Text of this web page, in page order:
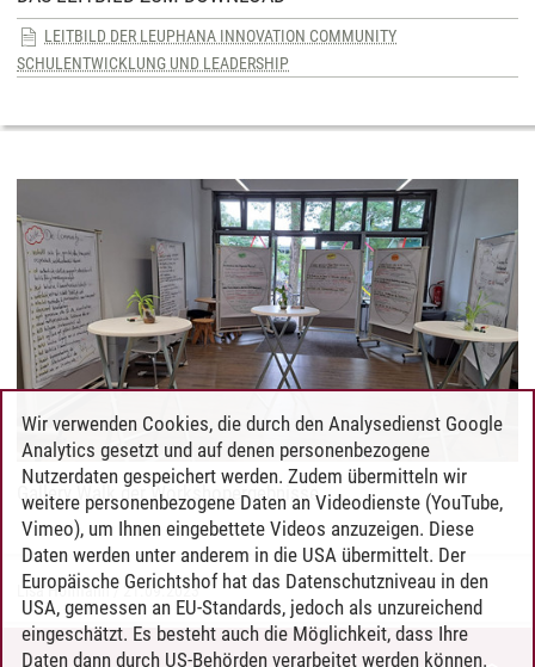
LEITBILD DER LEUPHANA INNOVATION COMMUNITY
SCHULENTWICKLUNG UND LEADERSHIP
Gallery Walk der Workshopergebnisse
Lisa Hofmann/ 21.09.2023
Wir verwenden Cookies, die durch den Analysedienst Google
Analytics gesetzt und auf denen personenbezogene
Nutzerdaten gespeichert werden. Zudem übermitteln wir
weitere personenbezogene Daten an Videodienste (YouTube,
Vimeo), um Ihnen eingebettete Videos anzuzeigen. Diese
Daten werden unter anderem in die USA übermittelt. Der
Europäische Gerichtshof hat das Datenschutzniveau in den
USA, gemessen an EU-Standards, jedoch als unzureichend
eingeschätzt. Es besteht auch die Möglichkeit, dass Ihre
Daten dann durch US-Behörden verarbeitet werden können.